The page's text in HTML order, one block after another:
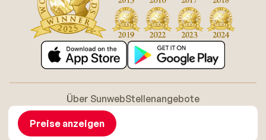
Preise anzeigen
Über SunwebStellenangebote
Allgemeine Geschäftsbedingungen (AGB)
Cookie-RichtlinieBarrierefreiheitserklarung
Sitemap